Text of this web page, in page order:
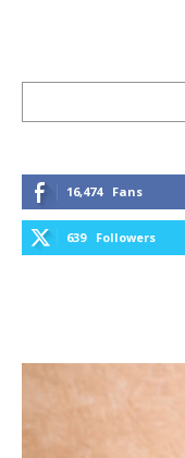
16,474 Fans
639 Followers